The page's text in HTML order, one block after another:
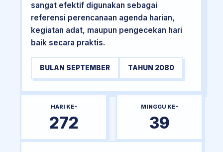
sangat efektif digunakan sebagai
referensi perencanaan agenda harian,
kegiatan adat, maupun pengecekan hari
baik secara praktis.
BULAN SEPTEMBER TAHUN 2080
HARI KE-
272
MINGGU KE-
39